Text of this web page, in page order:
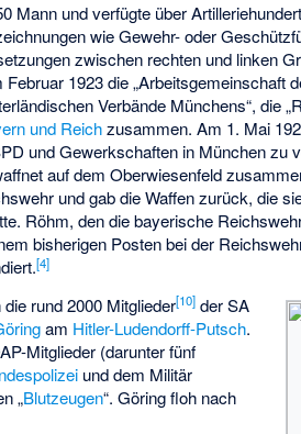
Mann und verfügte über
wie Gewehr- oder
zwischen rechten und linken
1923 die „Arbeitsgemeinschaft
Verbände Münchens“, die
und Reichzusammen. Am 1. Mai
und Gewerkschaften in München zu
auf dem Oberwiesenfeld
und gab die Waffen zurück, die
Röhm, den die bayerische
bisherigen Posten bei der
[4]
rund 2000 Mitglieder[10] der SA
am Hitler-Ludendorff-Putsch.
Mitglieder (darunter fünf
und dem Militär
„Blutzeugen“. Göring floh nach